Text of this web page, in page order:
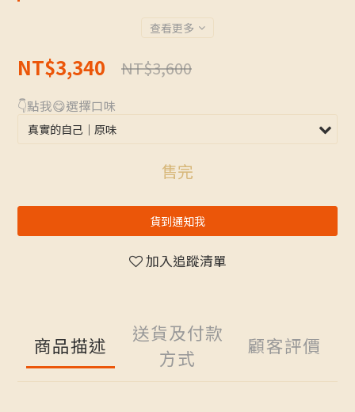
查看更多
NT$3,340 NT$3,600
👇點我😋選擇口味
售完
貨到通知我
加入追蹤清單
商品描述
送貨及付款
方式
顧客評價